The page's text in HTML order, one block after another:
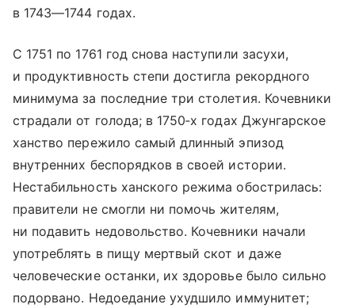
в 1743—1744 годах.
С 1751 по 1761 год снова наступили засухи,
и продуктивность степи достигла рекордного
минимума за последние три столетия. Кочевники
страдали от голода; в 1750‑х годах Джунгарское
ханство пережило самый длинный эпизод
внутренних беспорядков в своей истории.
Нестабильность ханского режима обострилась:
правители не смогли ни помочь жителям,
ни подавить недовольство. Кочевники начали
употреблять в пищу мертвый скот и даже
человеческие останки, их здоровье было сильно
подорвано. Недоедание ухудшило иммунитет;